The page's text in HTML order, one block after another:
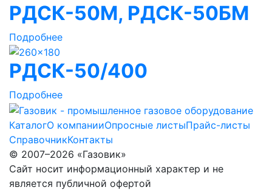
РДСК-50М, РДСК-50БМ
Подробнее
РДСК-50/400
Подробнее
КаталогО компанииОпросные листыПрайс-листы
СправочникКонтакты
© 2007–2026 «Газовик»
Сайт носит информационный характер и не
является публичной офертой